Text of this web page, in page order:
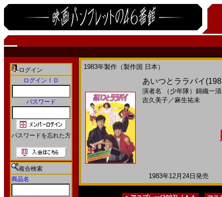
ログイン
ログインＩＤ
パスワード
パスワードを忘れた方
複合検索
商品名
1983年製作（製作国 日本）
あいつとララバイ
演者名 （少年隊）錦織一清
吉久美子／ 麻生祐未
1983年12月24日発売